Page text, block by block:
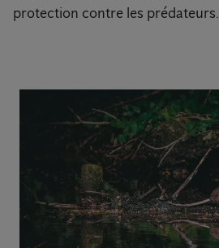
protection contre les prédateurs.